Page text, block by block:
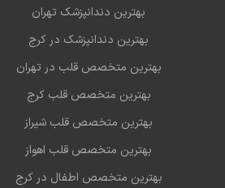
بهترین دندانپزشک تهران
بهترین دندانپزشک در کرج
بهترین متخصص قلب در تهران
بهترین متخصص قلب کرج
بهترین متخصص قلب شیراز
بهترین متخصص قلب اهواز
بهترین متخصص اطفال در کرج